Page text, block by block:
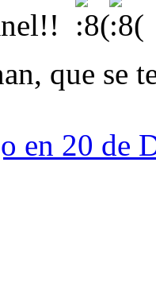
que se
en 20 de